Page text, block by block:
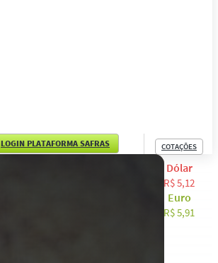
LOGIN PLATAFORMA SAFRAS COTAÇÕES
Dólar
R$ 5,12
Euro
R$ 5,91